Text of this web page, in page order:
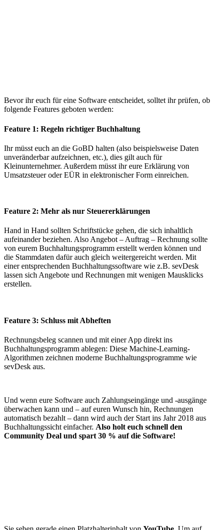
Bevor ihr euch für eine Software entscheidet, solltet ihr prüfen, ob
folgende Features geboten werden:
Feature 1: Regeln richtiger Buchhaltung
Ihr müsst euch an die GoBD halten (also beispielsweise Daten
unveränderbar aufzeichnen, etc.), dies gilt auch für
Kleinunternehmer. Außerdem müsst ihr eure Erklärung von
Umsatzsteuer oder EÜR in elektronischer Form einreichen.
Feature 2: Mehr als nur Steuererklärungen
Hand in Hand sollten Schriftstücke gehen, die sich inhaltlich
aufeinander beziehen. Also Angebot – Auftrag – Rechnung sollte
von eurem Buchhaltungsprogramm erstellt werden können und
die Stammdaten dafür auch gleich weitergereicht werden. Mit
einer entsprechenden Buchhaltungssoftware wie z.B. sevDesk
lassen sich Angebote und Rechnungen mit wenigen Mausklicks
erstellen.
Feature 3: Schluss mit Abheften
Rechnungsbeleg scannen und mit einer App direkt ins
Buchhaltungsprogramm ablegen: Diese Machine-Learning-
Algorithmen zeichnen moderne Buchhaltungsprogramme wie
sevDesk aus.
Und wenn eure Software auch Zahlungseingänge und -ausgänge
überwachen kann und – auf euren Wunsch hin, Rechnungen
automatisch bezahlt – dann wird auch der Start ins Jahr 2018 aus
Buchhaltungssicht einfacher. Also holt euch schnell den
Community Deal und spart 30 % auf die Software!